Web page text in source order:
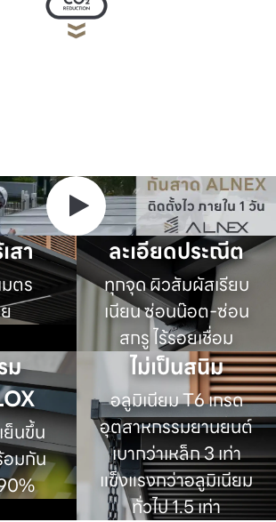
สา
ตร
ละเอียดประณีต
ทุกจุด ผิวสัมผัสเรียบ
เนียน ซ่อนน๊อต-ซ่อน
สกรู ไร้รอยเชื่อม
ม
ย็นขึ้น
อมกัน
ไม่เป็นสนิม
อลูมิเนียม T6 เกรด
อุตสาหกรรมยานยนต์
เบากว่าเหล็ก 3 เท่า
แข็งแรงกว่าอลูมิเนียม
ทั่วไป 1.5 เท่า